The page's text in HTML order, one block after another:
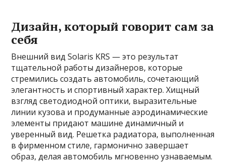
Дизайн, который говорит сам за
себя
Внешний вид Solaris KRS — это результат
тщательной работы дизайнеров, которые
стремились создать автомобиль, сочетающий
элегантность и спортивный характер. Хищный
взгляд светодиодной оптики, выразительные
линии кузова и продуманные аэродинамические
элементы придают машине динамичный и
уверенный вид. Решетка радиатора, выполненная
в фирменном стиле, гармонично завершает
образ, делая автомобиль мгновенно узнаваемым.